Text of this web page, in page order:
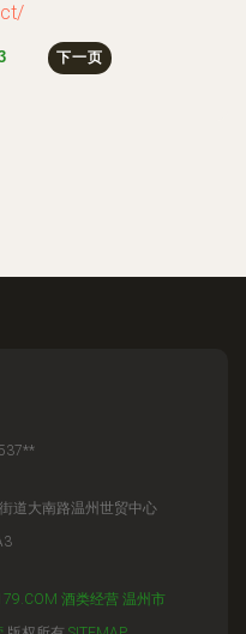
下一页
道大南路温州世贸中心
酒类经营 温州市